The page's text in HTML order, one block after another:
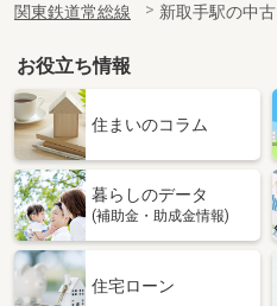
関東鉄道常総線
新取手駅の中
お役立ち情報
住まいのコラム
暮らしのデータ
(補助金・助成金情報)
住宅ローン